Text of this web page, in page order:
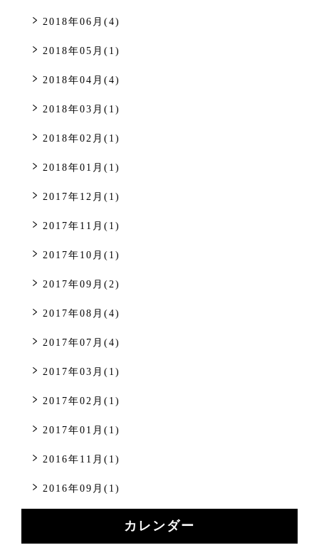
2018年06月(4)
2018年05月(1)
2018年04月(4)
2018年03月(1)
2018年02月(1)
2018年01月(1)
2017年12月(1)
2017年11月(1)
2017年10月(1)
2017年09月(2)
2017年08月(4)
2017年07月(4)
2017年03月(1)
2017年02月(1)
2017年01月(1)
2016年11月(1)
2016年09月(1)
カレンダー